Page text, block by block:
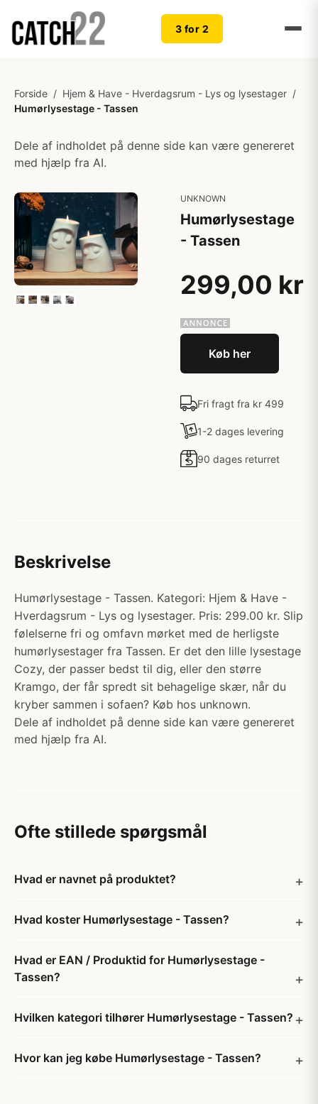
3 for 2
Forside / Hjem & Have - Hverdagsrum - Lys og lysestager /
Humørlysestage - Tassen
Dele af indholdet på denne side kan være genereret
med hjælp fra AI.
UNKNOWN
Humørlysestage
- Tassen
299,00 kr
Køb her
Fri fragt fra kr 499
1-2 dages levering
90 dages returret
Beskrivelse
Humørlysestage - Tassen. Kategori: Hjem & Have -
Hverdagsrum - Lys og lysestager. Pris: 299.00 kr. Slip
følelserne fri og omfavn mørket med de herligste
humørlysestager fra Tassen. Er det den lille lysestage
Cozy, der passer bedst til dig, eller den større
Kramgo, der får spredt sit behagelige skær, når du
kryber sammen i sofaen? Køb hos unknown.
Dele af indholdet på denne side kan være genereret
med hjælp fra AI.
Ofte stillede spørgsmål
Hvad er navnet på produktet?
Hvad koster Humørlysestage - Tassen?
Hvad er EAN / Produktid for Humørlysestage -
Tassen?
Hvilken kategori tilhører Humørlysestage - Tassen?
Hvor kan jeg købe Humørlysestage - Tassen?